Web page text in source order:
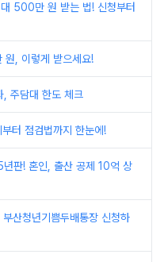
500만 원 받는 법! 신청부터
원, 이렇게 받으세요!
주담대 한도 체크
터 점검법까지 한눈에!
판! 혼인, 출산 공제 10억 상
산청년기쁨두배통장 신청하